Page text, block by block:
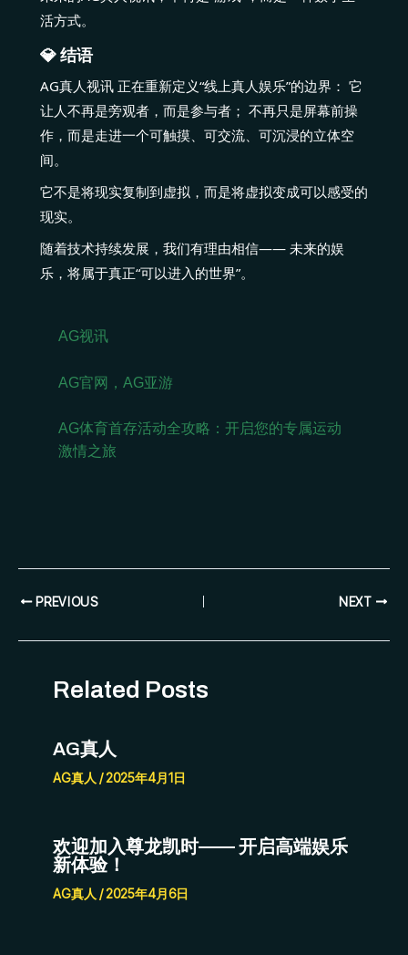
活方式。
💎 结语
AG真人视讯 正在重新定义“线上真人娱乐”的边界： 它
让人不再是旁观者，而是参与者； 不再只是屏幕前操
作，而是走进一个可触摸、可交流、可沉浸的立体空
间。
它不是将现实复制到虚拟，而是将虚拟变成可以感受的
现实。
随着技术持续发展，我们有理由相信—— 未来的娱
乐，将属于真正“可以进入的世界”。
AG视讯
AG官网，AG亚游
AG体育首存活动全攻略：开启您的专属运动
激情之旅
PREVIOUS NEXT
Related Posts
AG真人
AG真人 /2025年4月1日
欢迎加入尊龙凯时—— 开启高端娱乐
新体验！
AG真人 /2025年4月6日